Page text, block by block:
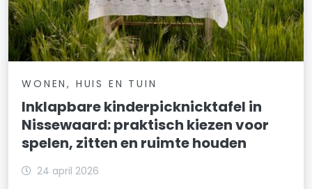
WONEN, HUIS EN TUIN
Inklapbare kinderpicknicktafel in
Nissewaard: praktisch kiezen voor
spelen, zitten en ruimte houden
24 april 2026